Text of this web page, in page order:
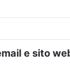
e sito